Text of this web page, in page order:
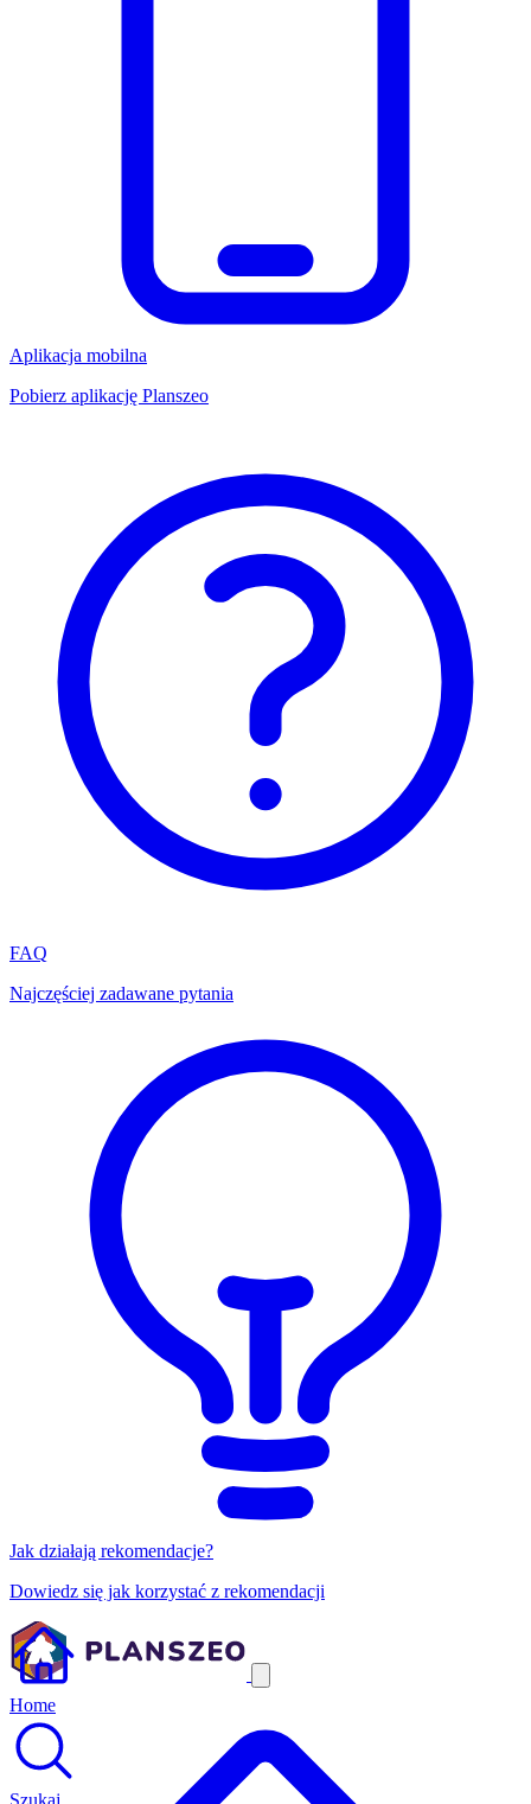
Aplikacja mobilna
Pobierz aplikację Planszeo
FAQ
Najczęściej zadawane pytania
Jak działają rekomendacje?
Dowiedz się jak korzystać z rekomendacji
Home
Szukaj